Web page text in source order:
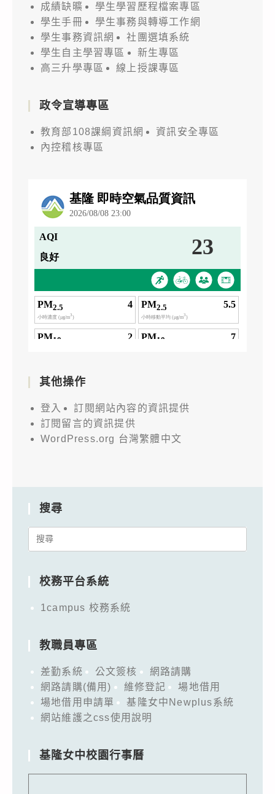
成績缺曠
學生學習歷程檔案專區
學生手冊
學生事務與轉導工作網
學生事務資訊網
社團選填系統
學生自主學習專區
新生專區
高三升學專區
線上授課專區
政令宣導專區
教育部108課綱資訊網
資訊安全專區
內控稽核專區
其他操作
登入
訂閱網站內容的資訊提供
訂閱留言的資訊提供
WordPress.org 台灣繁體中文
搜尋
Search
校務平台系統
1campus 校務系統
教職員專區
差勤系統 公文簽核
網路請購
網路請購(備用)
維修登記
場地借用
場地借用申請單
基隆女中Newplus系統
網站維護之css使用說明
基隆女中校園行事曆